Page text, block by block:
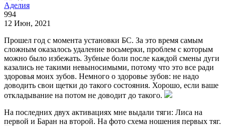
Аделия
994
12 Июн, 2021
Прошел год с момента установки БС. За это время самым
сложным оказалось удаление восьмерки, проблем с которым
можно было избежать. Зубные боли после каждой смены дуги
казались не такими невыносимыми, потому что это все ради
здоровья моих зубов. Немного о здоровье зубов: не надо
доводить свои щетки до такого состояния. Хорошо, если ваше
откладывание на потом не доводит до такого.
На последних двух активациях мне выдали тяги: Лиса на
первой и Баран на второй. На фото схема ношения первых тяг.